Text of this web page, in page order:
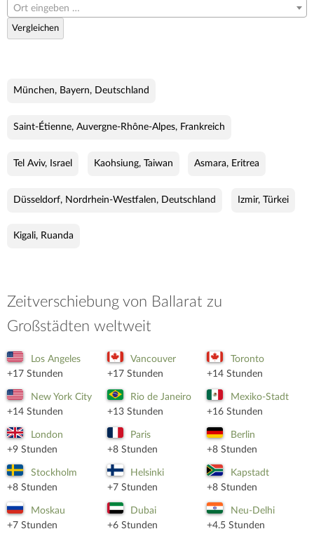
Ort eingeben …
Vergleichen
München, Bayern, Deutschland
Saint-Étienne, Auvergne-Rhône-Alpes, Frankreich
Tel Aviv, Israel Kaohsiung, Taiwan Asmara, Eritrea
Düsseldorf, Nordrhein-Westfalen, Deutschland Izmir, Türkei
Kigali, Ruanda
Zeitverschiebung von Ballarat zu
Großstädten weltweit
Los Angeles
+17 Stunden
Vancouver
+17 Stunden
Toronto
+14 Stunden
New York City
+14 Stunden
Rio de Janeiro
+13 Stunden
Mexiko-Stadt
+16 Stunden
London
+9 Stunden
Paris
+8 Stunden
Berlin
+8 Stunden
Stockholm
+8 Stunden
Helsinki
+7 Stunden
Kapstadt
+8 Stunden
Moskau
+7 Stunden
Dubai
+6 Stunden
Neu-Delhi
+4.5 Stunden